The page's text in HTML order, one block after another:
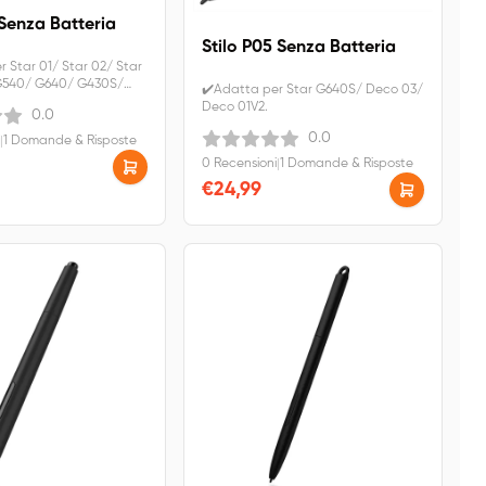
Batteria
Star 01/ Star 02/ Star
G640/ G430S/
0.0
1 Domande & Risposte
Stilo P05 Senza Batteria
✔️Adatta per Star G640S/ Deco 03/
Deco 01V2.
0.0
0 Recensioni 1 Domande & Risposte
€24,99